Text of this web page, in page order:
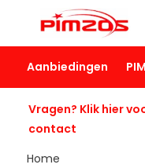
Aanbiedingen
Vragen? Klik hier
contact
Home